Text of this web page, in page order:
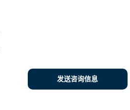
发送咨询信息